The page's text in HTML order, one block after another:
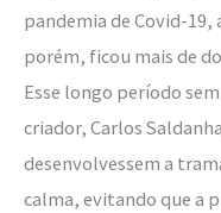
pandemia de Covid-19,
porém, ficou mais de
Esse longo período
criador, Carlos
desenvolvessem a
calma, evitando que a